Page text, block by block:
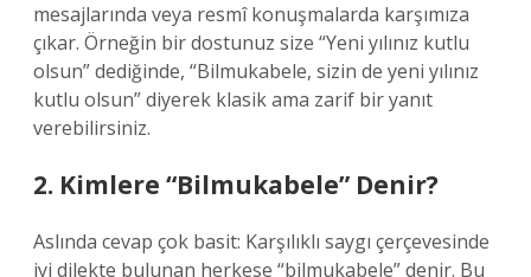
mesajlarında veya resmî konuşmalarda karşımıza
çıkar. Örneğin bir dostunuz size “Yeni yılınız kutlu
olsun” dediğinde, “Bilmukabele, sizin de yeni yılınız
kutlu olsun” diyerek klasik ama zarif bir yanıt
verebilirsiniz.
2. Kimlere “Bilmukabele” Denir?
Aslında cevap çok basit: Karşılıklı saygı çerçevesinde
iyi dilekte bulunan herkese “bilmukabele” denir. Bu